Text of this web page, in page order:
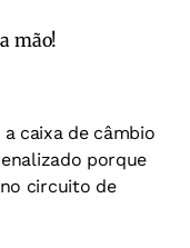
mão!
caixa de câmbio
porque
circuito de